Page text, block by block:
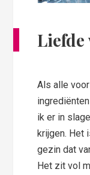
Als alle
ik er in
krijgen. Het
gezin dat
Het zit vol